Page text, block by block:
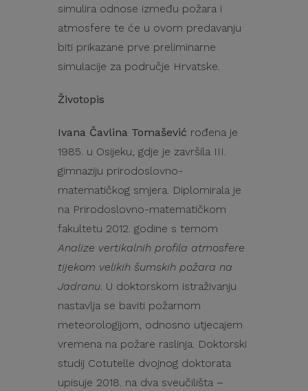
simulira odnose između požara i
atmosfere te će u ovom predavanju
biti prikazane prve preliminarne
simulacije za područje Hrvatske.
Životopis
Ivana Čavlina Tomašević rođena je
1985. u Osijeku, gdje je završila III.
gimnaziju prirodoslovno-
matematičkog smjera. Diplomirala je
na Prirodoslovno-matematičkom
fakultetu 2012. godine s temom
Analize vertikalnih profila atmosfere
tijekom velikih šumskih požara na
Jadranu. U doktorskom istraživanju
nastavlja se baviti požarnom
meteorologijom, odnosno utjecajem
vremena na požare raslinja. Doktorski
studij Cotutelle dvojnog doktorata
upisuje 2018. na dva sveučilišta –